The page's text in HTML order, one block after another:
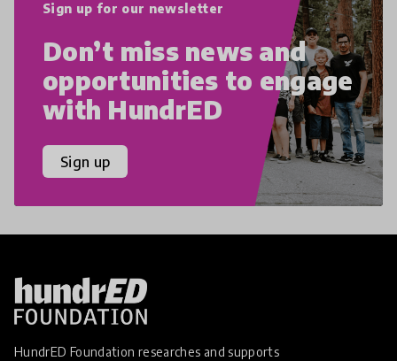
Sign up for our newsletter
Don’t miss news and
opportunities to engage
with HundrED
Sign up
HundrED Foundation researches and supports